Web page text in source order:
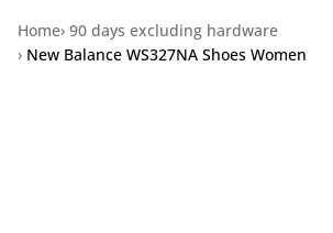
Home› 90 days excluding hardware
› New Balance WS327NA Shoes Women